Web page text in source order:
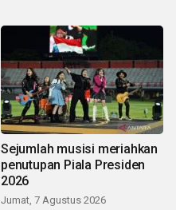
Sejumlah musisi meriahkan
penutupan Piala Presiden
2026
Jumat, 7 Agustus 2026